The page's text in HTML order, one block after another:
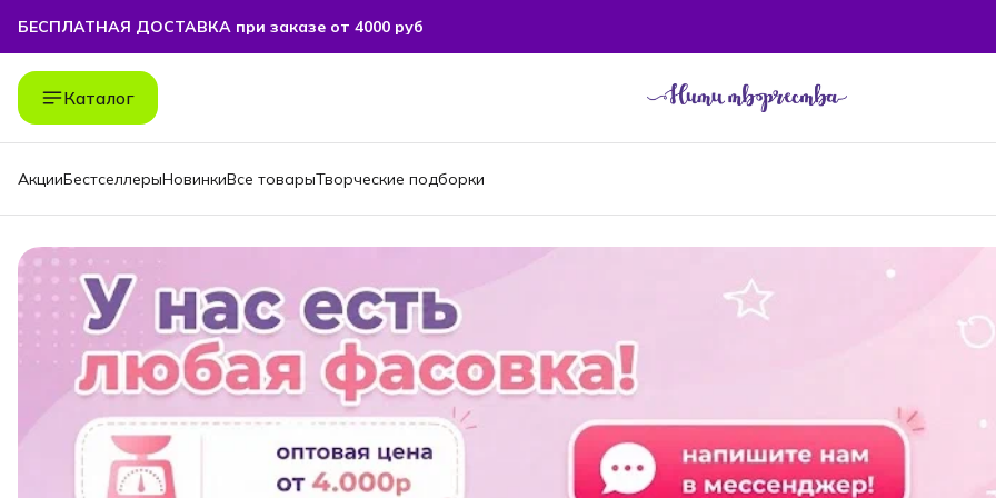
БЕСПЛАТНАЯ ДОСТАВКА при заказе от 4000 руб
БЕСПЛАТНАЯ ДОСТАВКА при заказе от 4000 руб
Каталог
АкцииБестселлерыНовинкиВсе товарыТворческие подборки